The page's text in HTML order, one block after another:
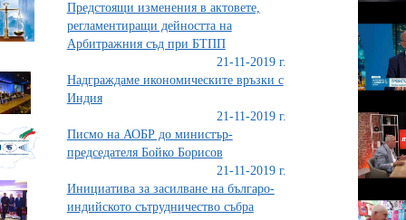
Предстоящи изменения в актовете,
регламентиращи дейността на
Арбитражния съд при БТПП
21-11-2019 г.
Надграждаме икономическите връзки с
Индия
21-11-2019 г.
Писмо на АОБР до министър-
председателя Бойко Борисов
21-11-2019 г.
Инициатива за засилване на българо-
индийското сътрудничество събра